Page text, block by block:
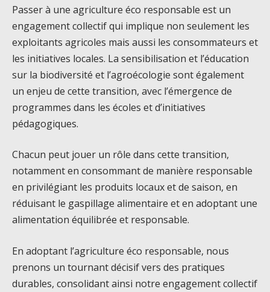
Passer à une agriculture éco responsable est un
engagement collectif qui implique non seulement les
exploitants agricoles mais aussi les consommateurs et
les initiatives locales. La sensibilisation et l’éducation
sur la biodiversité et l’agroécologie sont également
un enjeu de cette transition, avec l’émergence de
programmes dans les écoles et d’initiatives
pédagogiques.
Chacun peut jouer un rôle dans cette transition,
notamment en consommant de manière responsable
en privilégiant les produits locaux et de saison, en
réduisant le gaspillage alimentaire et en adoptant une
alimentation équilibrée et responsable.
En adoptant l’agriculture éco responsable, nous
prenons un tournant décisif vers des pratiques
durables, consolidant ainsi notre engagement collectif